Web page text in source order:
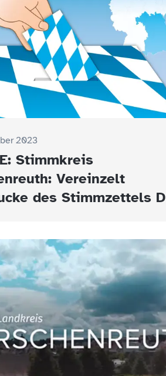
2023
Stimmkreis
Vereinzelt
des Stimmzettels D